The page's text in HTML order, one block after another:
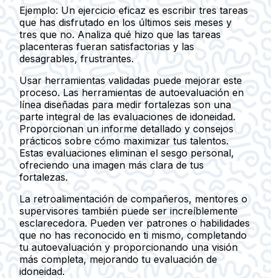
Ejemplo: Un ejercicio eficaz es escribir tres tareas
que has disfrutado en los últimos seis meses y
tres que no. Analiza qué hizo que las tareas
placenteras fueran satisfactorias y las
desagrables, frustrantes.
Usar herramientas validadas puede mejorar este
proceso. Las herramientas de autoevaluación en
línea diseñadas para medir fortalezas son una
parte integral de las evaluaciones de idoneidad.
Proporcionan un informe detallado y consejos
prácticos sobre cómo maximizar tus talentos.
Estas evaluaciones eliminan el sesgo personal,
ofreciendo una imagen más clara de tus
fortalezas.
La retroalimentación de compañeros, mentores o
supervisores también puede ser increíblemente
esclarecedora. Pueden ver patrones o habilidades
que no has reconocido en ti mismo, completando
tu autoevaluación y proporcionando una visión
más completa, mejorando tu evaluación de
idoneidad.